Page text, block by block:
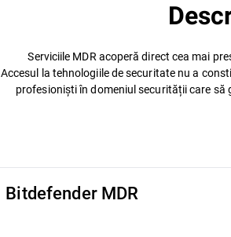
Serviciile MDR acoperă direct cea mai
Accesul la tehnologiile de securitate nu a
profesioniști în domeniul securității care
Bitdefender MDR